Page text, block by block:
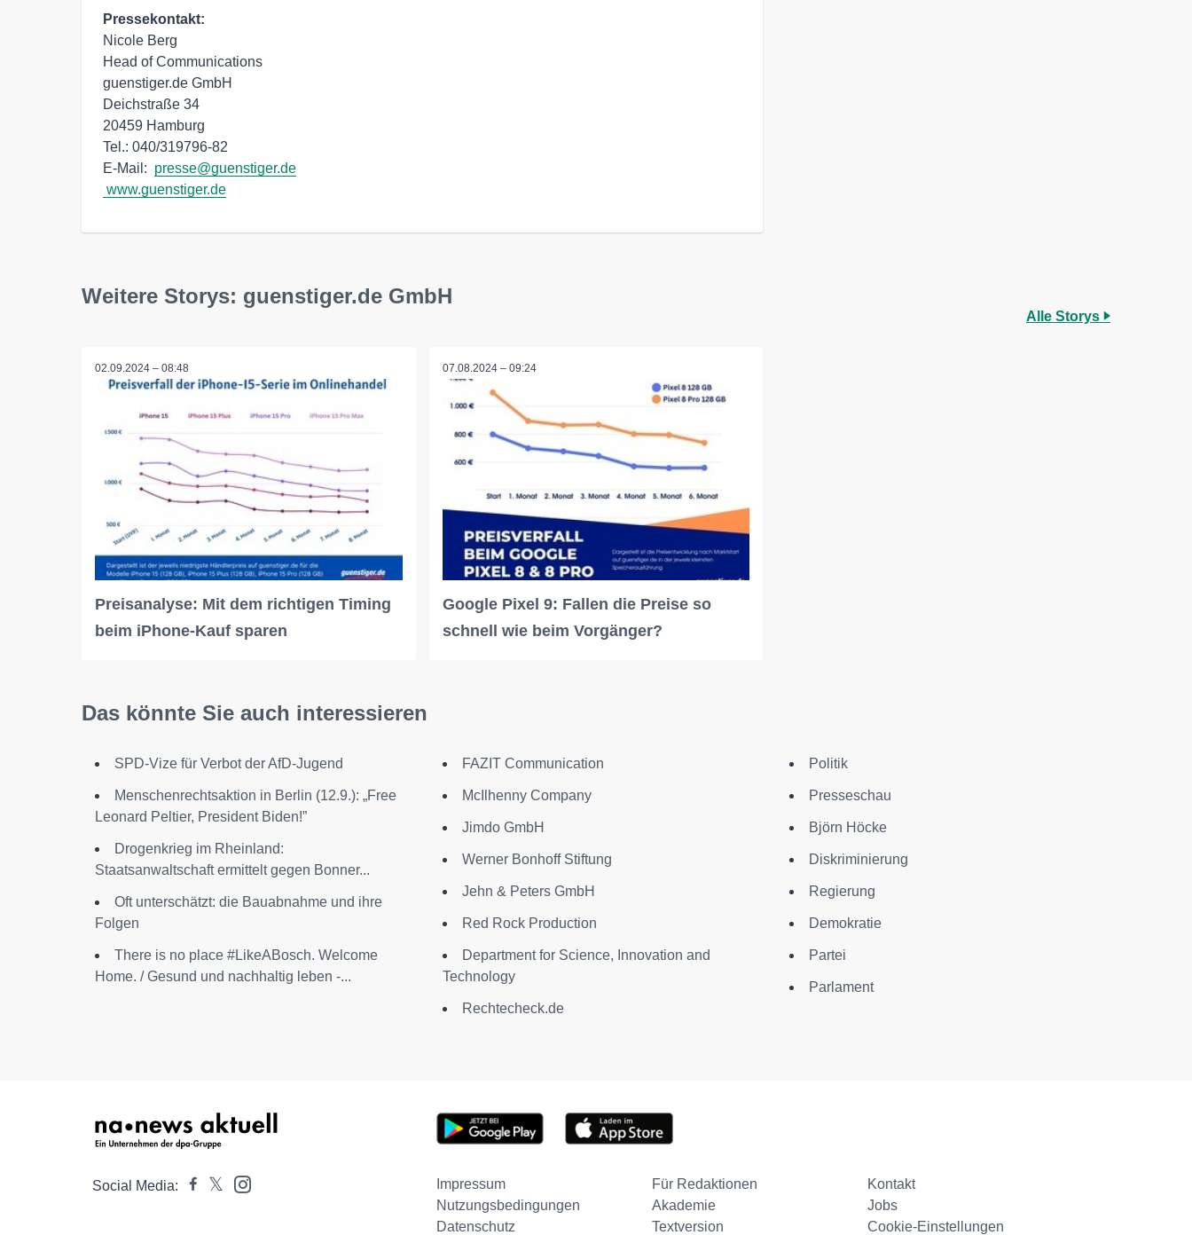
Pressekontakt:
Nicole Berg
Head of Communications
guenstiger.de GmbH
Deichstraße 34
20459 Hamburg
Tel.: 040/319796-82
E-Mail: presse@guenstiger.de
www.guenstiger.de
Weitere Storys: guenstiger.de GmbH
Alle Storys
02.09.2024 – 08:48
Preisanalyse: Mit dem richtigen Timing
beim iPhone-Kauf sparen
07.08.2024 – 09:24
Google Pixel 9: Fallen die Preise so
schnell wie beim Vorgänger?
Das könnte Sie auch interessieren
SPD-Vize für Verbot der AfD-Jugend
Menschenrechtsaktion in Berlin (12.9.): „Free
Leonard Peltier, President Biden!”
Drogenkrieg im Rheinland:
Staatsanwaltschaft ermittelt gegen Bonner...
Oft unterschätzt: die Bauabnahme und ihre
Folgen
There is no place #LikeABosch. Welcome
Home. / Gesund und nachhaltig leben -...
FAZIT Communication
McIlhenny Company
Jimdo GmbH
Werner Bonhoff Stiftung
Jehn & Peters GmbH
Red Rock Production
Department for Science, Innovation and
Technology
Rechtecheck.de
Politik
Presseschau
Björn Höcke
Diskriminierung
Regierung
Demokratie
Partei
Parlament
Social Media: Impressum Für Redaktionen
Kontakt
Nutzungsbedingungen
Akademie
Jobs
Datenschutz
Textversion Cookie-Einstellungen